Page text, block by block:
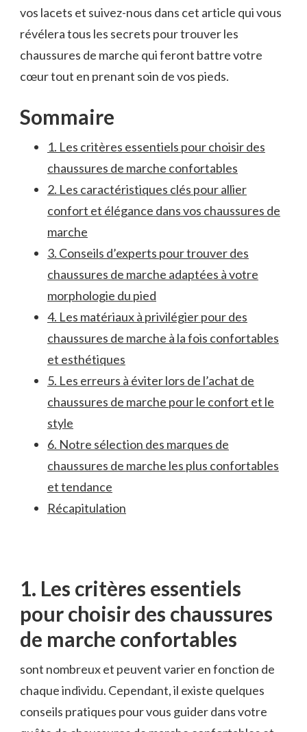
vos lacets et suivez-nous dans cet article ⁢qui vous‌
révélera tous les ​secrets pour ⁤trouver les
chaussures ‍de marche qui feront ‍battre votre
⁤cœur tout ‌en prenant soin de vos pieds.
Sommaire
1. Les critères essentiels pour choisir des
⁢chaussures de marche ⁢confortables
2. Les caractéristiques clés ‌pour allier‌
confort et élégance dans vos chaussures de
marche
3. Conseils ‍d’experts pour trouver des
chaussures de marche adaptées à​ votre
morphologie du pied
4.​ Les matériaux à privilégier pour‌ des
⁣chaussures de ‍marche à‌ la⁣ fois confortables
et esthétiques
5. Les erreurs à éviter lors de l’achat ⁢de
chaussures⁣ de marche pour le confort et le
style
6.⁣ Notre sélection des marques de
chaussures de marche les plus ​confortables
et tendance
Récapitulation
1. ​Les critères essentiels
pour⁣ choisir des chaussures
⁢de marche confortables
sont‍ nombreux et peuvent ⁤varier en fonction ⁢de⁢
chaque individu. Cependant, il existe quelques
‌conseils pratiques pour vous⁣ guider dans votre